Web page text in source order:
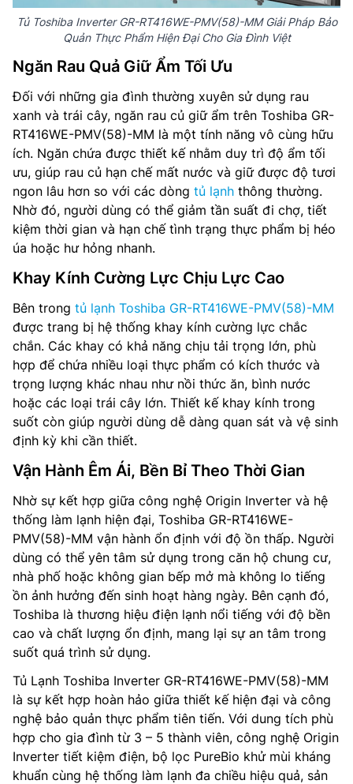
Tủ Toshiba Inverter GR-RT416WE-PMV(58)-MM Giải Pháp Bảo
Quản Thực Phẩm Hiện Đại Cho Gia Đình Việt
Ngăn Rau Quả Giữ Ẩm Tối Ưu
Đối với những gia đình thường xuyên sử dụng rau
xanh và trái cây, ngăn rau củ giữ ẩm trên Toshiba GR-
RT416WE-PMV(58)-MM là một tính năng vô cùng hữu
ích. Ngăn chứa được thiết kế nhằm duy trì độ ẩm tối
ưu, giúp rau củ hạn chế mất nước và giữ được độ tươi
ngon lâu hơn so với các dòng tủ lạnh thông thường.
Nhờ đó, người dùng có thể giảm tần suất đi chợ, tiết
kiệm thời gian và hạn chế tình trạng thực phẩm bị héo
úa hoặc hư hỏng nhanh.
Khay Kính Cường Lực Chịu Lực Cao
Bên trong tủ lạnh Toshiba GR-RT416WE-PMV(58)-MM
được trang bị hệ thống khay kính cường lực chắc
chắn. Các khay có khả năng chịu tải trọng lớn, phù
hợp để chứa nhiều loại thực phẩm có kích thước và
trọng lượng khác nhau như nồi thức ăn, bình nước
hoặc các loại trái cây lớn. Thiết kế khay kính trong
suốt còn giúp người dùng dễ dàng quan sát và vệ sinh
định kỳ khi cần thiết.
Vận Hành Êm Ái, Bền Bỉ Theo Thời Gian
Nhờ sự kết hợp giữa công nghệ Origin Inverter và hệ
thống làm lạnh hiện đại, Toshiba GR-RT416WE-
PMV(58)-MM vận hành ổn định với độ ồn thấp. Người
dùng có thể yên tâm sử dụng trong căn hộ chung cư,
nhà phố hoặc không gian bếp mở mà không lo tiếng
ồn ảnh hưởng đến sinh hoạt hàng ngày. Bên cạnh đó,
Toshiba là thương hiệu điện lạnh nổi tiếng với độ bền
cao và chất lượng ổn định, mang lại sự an tâm trong
suốt quá trình sử dụng.
Tủ Lạnh Toshiba Inverter GR-RT416WE-PMV(58)-MM
là sự kết hợp hoàn hảo giữa thiết kế hiện đại và công
nghệ bảo quản thực phẩm tiên tiến. Với dung tích phù
hợp cho gia đình từ 3 – 5 thành viên, công nghệ Origin
Inverter tiết kiệm điện, bộ lọc PureBio khử mùi kháng
khuẩn cùng hệ thống làm lạnh đa chiều hiệu quả, sản